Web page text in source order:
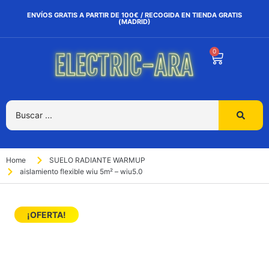
ENVÍOS GRATIS A PARTIR DE 100€ / RECOGIDA EN TIENDA GRATIS
(MADRID)
0
Home
SUELO RADIANTE WARMUP
aislamiento flexible wiu 5m² – wiu5.0
¡OFERTA!